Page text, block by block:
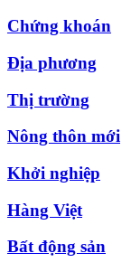
Chứng khoán
Địa phương
Thị trường
Nông thôn mới
Khởi nghiệp
Hàng Việt
Bất động sản